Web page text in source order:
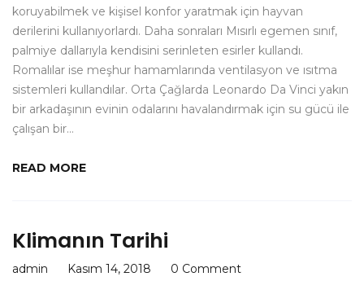
koruyabilmek ve kişisel konfor yaratmak için hayvan
derilerini kullanıyorlardı. Daha sonraları Mısırlı egemen sınıf,
palmiye dallarıyla kendisini serinleten esirler kullandı.
Romalılar ise meşhur hamamlarında ventilasyon ve ısıtma
sistemleri kullandılar. Orta Çağlarda Leonardo Da Vinci yakın
bir arkadaşının evinin odalarını havalandırmak için su gücü ile
çalışan bir…
READ MORE
Klimanın Tarihi
admin Kasım 14, 2018 0 Comment